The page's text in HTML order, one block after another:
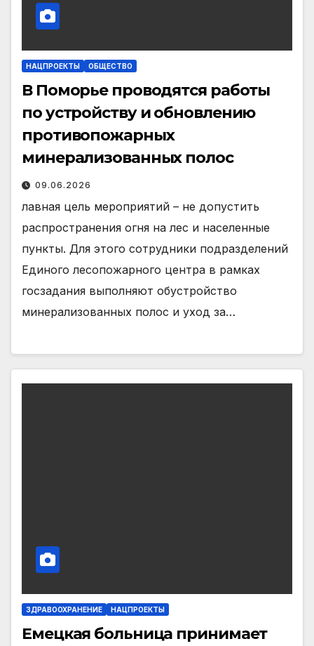
НАЦПРОЕКТЫ ОБЩЕСТВО
В Поморье проводятся работы
по устройству и обновлению
противопожарных
минерализованных полос
09.06.2026
лавная цель мероприятий – не допустить
распространения огня на лес и населенные
пункты. Для этого сотрудники подразделений
Единого лесопожарного центра в рамках
госзадания выполняют обустройство
минерализованных полос и уход за…
ЗДРАВООХРАНЕНИЕ НАЦПРОЕКТЫ
Емецкая больница принимает